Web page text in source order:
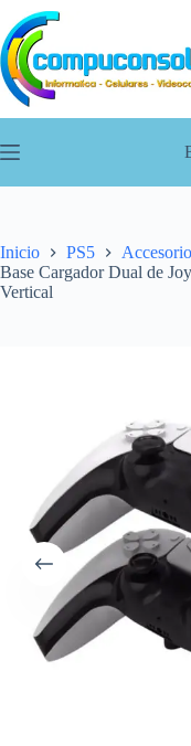
Saltar
al
contenido
Inicio PS5
Base Cargador Dual de
Vertical